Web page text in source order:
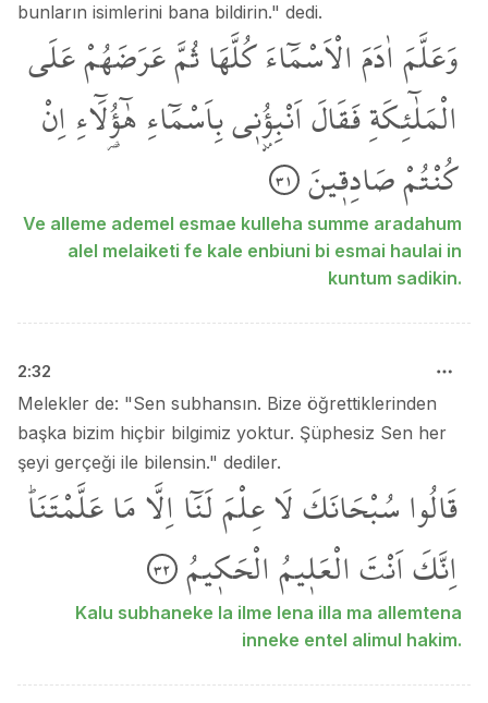
bunların isimlerini bana bildirin." dedi.
وَعَلَّمَاٰدَمَالْاَسْمَٓاءَكُلَّهَاثُمَّعَرَضَهُمْعَلَى
الْمَلٰٓئِكَةِفَقَالَاَنْبِؤُ۫ن۪يبِاَسْمَٓاءِهٰٓؤُ۬لَٓاءِاِنْ
كُنْتُمْصَادِق۪ينَ ٣١
Ve alleme ademel esmae kulleha summe aradahum
alel melaiketi fe kale enbiuni bi esmai haulai in
kuntum sadikin.
2:32
Melekler de: "Sen subhansın. Bize öğrettiklerinden
başka bizim hiçbir bilgimiz yoktur. Şüphesiz Sen her
şeyi gerçeği ile bilensin." dediler.
قَالُواسُبْحَانَكَلَاعِلْمَلَنَٓااِلَّامَاعَلَّمْتَنَاۜ
اِنَّكَاَنْتَالْعَل۪يمُالْحَك۪يمُ ٣٢
Kalu subhaneke la ilme lena illa ma allemtena
inneke entel alimul hakim.